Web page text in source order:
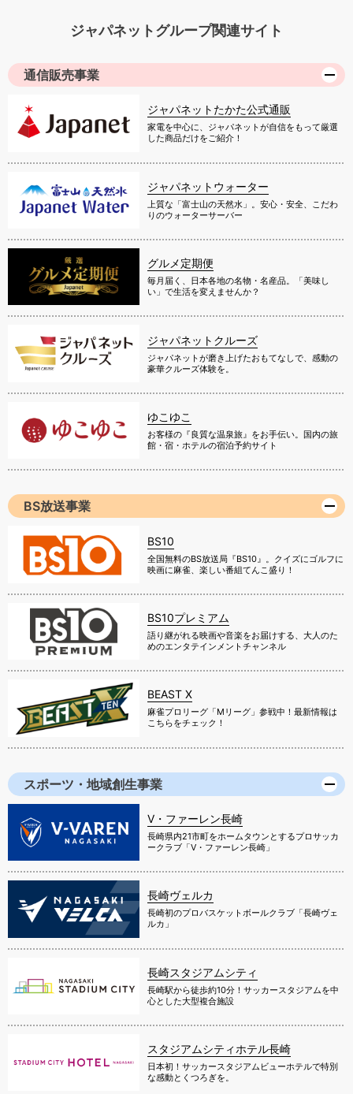
ジャパネットグループ関連サイト
通信販売事業
ジャパネットたかた公式通販
家電を中心に、ジャパネットが自信をもって厳選
した商品だけをご紹介！
ジャパネットウォーター
上質な「富士山の天然水」。安心・安全、こだわ
りのウォーターサーバー
グルメ定期便
毎月届く、日本各地の名物・名産品。「美味し
い」で生活を変えませんか？
ジャパネットクルーズ
ジャパネットが磨き上げたおもてなしで、感動の
豪華クルーズ体験を。
ゆこゆこ
お客様の『良質な温泉旅』をお手伝い。国内の旅
館・宿・ホテルの宿泊予約サイト
BS放送事業
BS10
全国無料のBS放送局『BS10』。クイズにゴルフに
映画に麻雀、楽しい番組てんこ盛り！
BS10プレミアム
語り継がれる映画や音楽をお届けする、大人のた
めのエンタテインメントチャンネル
BEAST X
麻雀プロリーグ「Mリーグ」参戦中！最新情報は
こちらをチェック！
スポーツ・地域創生事業
V・ファーレン長崎
長崎県内21市町をホームタウンとするプロサッカ
ークラブ「V・ファーレン長崎」
長崎ヴェルカ
長崎初のプロバスケットボールクラブ「長崎ヴェ
ルカ」
長崎スタジアムシティ
長崎駅から徒歩約10分！サッカースタジアムを中
心とした大型複合施設
スタジアムシティホテル長崎
日本初！サッカースタジアムビューホテルで特別
な感動とくつろぎを。